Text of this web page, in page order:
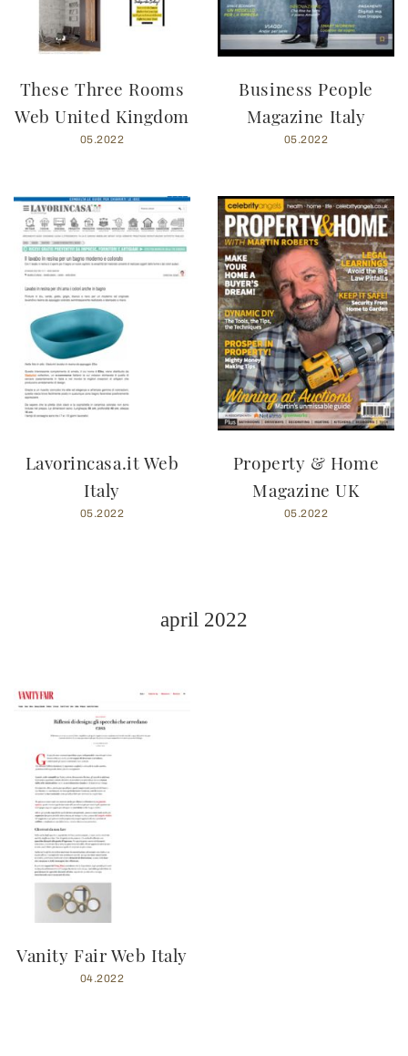
potrebbero combinarle con altre informazioni che ha fornito
loro o che hanno raccolto dal suo utilizzo dei loro servizi.
These Three Rooms
Web United Kingdom
05.2022
Business People
Magazine Italy
05.2022
Lavorincasa.it Web
Italy
05.2022
Property & Home
Magazine UK
05.2022
april 2022
Vanity Fair Web Italy
04.2022